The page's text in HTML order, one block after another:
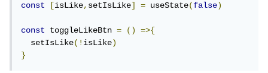
const [isLike,setIsLike] = useState(false)
const toggleLikeBtn = ()
=>{
  setIsLike
(!isLike)
}